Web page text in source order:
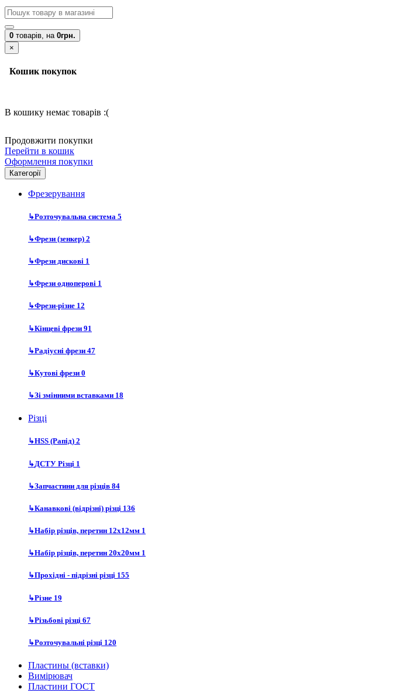
0 товарів, на 0грн.
×
Кошик покупок
В кошику немає товарів :(
Продовжити покупки
Перейти в кошик
Оформлення покупки
Категорії
Фрезерування
↳Розточувальна система 5
↳Фрези (зенкер) 2
↳Фрези дискові 1
↳Фрези одноперові 1
↳Фрези-різне 12
↳Кінцеві фрези 91
↳Радіусні фрези 47
↳Кутові фрези 0
↳Зі змінними вставками 18
Різці
↳HSS (Рапід) 2
↳ДСТУ Різці 1
↳Запчастини для різців 84
↳Канавкові (відрізні) різці 136
↳Набір різців, перетин 12х12мм 1
↳Набір різців, перетин 20х20мм 1
↳Прохідні - підрізні різці 155
↳Різне 19
↳Різьбові різці 67
↳Розточувальні різці 120
Пластины (вставки)
Вимірювач
Пластини ГОСТ